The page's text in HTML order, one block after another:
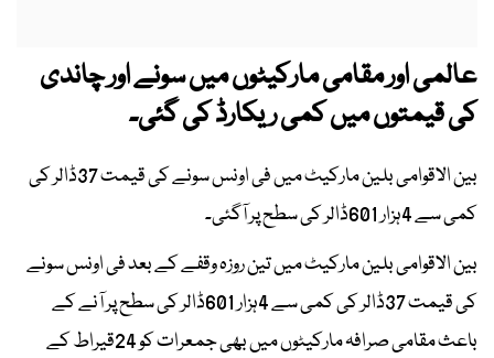
عالمی اور مقامی مارکیٹوں میں سونے اور چاندی
کی قیمتوں میں کمی ریکارڈ کی گئی۔
بین الاقوامی بلین مارکیٹ میں فی اونس سونے کی قیمت 37ڈالر کی
کمی سے 4ہزار 601ڈالر کی سطح پر آگئی۔
بین الاقوامی بلین مارکیٹ میں تین روزہ وقفے کے بعد فی اونس سونے
کی قیمت 37ڈالر کی کمی سے 4ہزار 601ڈالر کی سطح پر آنے کے
باعث مقامی صرافہ مارکیٹوں میں بھی جمعرات کو 24قیراط کے